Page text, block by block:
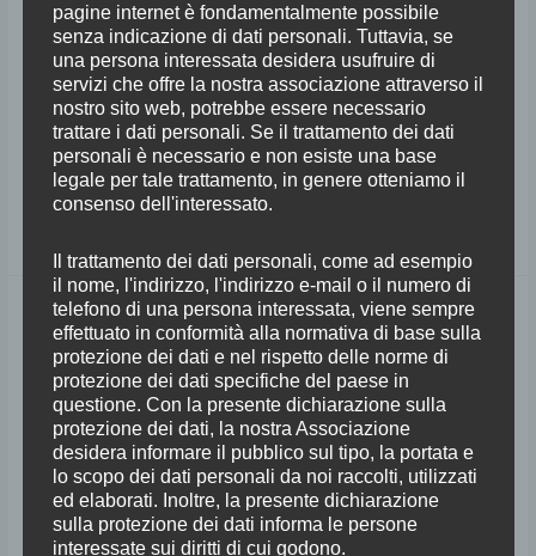
Domenica 29 Maggio 2016 – ore 21:15 Sala del Cenacolo Abbazia di
San Michele Arcangelo a Passignano TAVARNELLE VAL DI PESA (FI)
Concerto di Inaugurazione 30° Festival di Pentecoste Quartetto di Torino
Vittorio Marchese violino I, Umberto Fantini violino II, Andrea Repetto
viola, Manuel Zigante violoncello Alberto Bologni violino, Teona
Kazishvili violino, Jorg Winkler viola, Andrea
Christophe
Giovaninetti
Tiziano
Mealli
pagine internet è fondamentalmente possibile
senza indicazione di dati personali. Tuttavia, se
una persona interessata desidera usufruire di
servizi che offre la nostra associazione attraverso il
nostro sito web, potrebbe essere necessario
trattare i dati personali. Se il trattamento dei dati
personali è necessario e non esiste una base
legale per tale trattamento, in genere otteniamo il
consenso dell'interessato.
Il trattamento dei dati personali, come ad esempio
il nome, l'indirizzo, l'indirizzo e-mail o il numero di
telefono di una persona interessata, viene sempre
effettuato in conformità alla normativa di base sulla
protezione dei dati e nel rispetto delle norme di
protezione dei dati specifiche del paese in
questione. Con la presente dichiarazione sulla
protezione dei dati, la nostra Associazione
desidera informare il pubblico sul tipo, la portata e
lo scopo dei dati personali da noi raccolti, utilizzati
ed elaborati. Inoltre, la presente dichiarazione
sulla protezione dei dati informa le persone
interessate sui diritti di cui godono.